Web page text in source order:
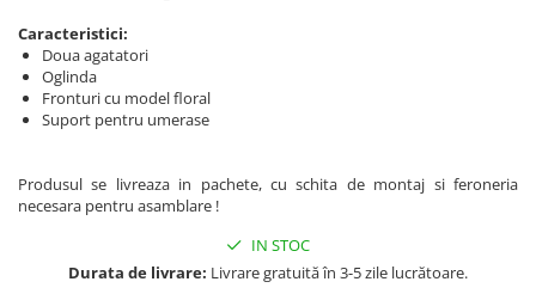
Caracteristici:
Doua agatatori
Oglinda
Fronturi cu model floral
Suport pentru umerase
Produsul se livreaza in pachete, cu schita de montaj si feroneria
necesara pentru asamblare !
IN STOC
Durata de livrare: Livrare gratuită în 3-5 zile lucrătoare.